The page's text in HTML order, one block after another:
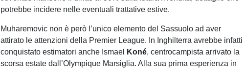
potrebbe incidere nelle eventuali trattative estive.
Muharemovic non è però l’unico elemento del Sassuolo ad aver
attirato le attenzioni della Premier League. In Inghilterra avrebbe infatti
conquistato estimatori anche Ismael
Koné, centrocampista arrivato la
scorsa estate dall’Olympique Marsiglia. Alla sua prima esperienza in